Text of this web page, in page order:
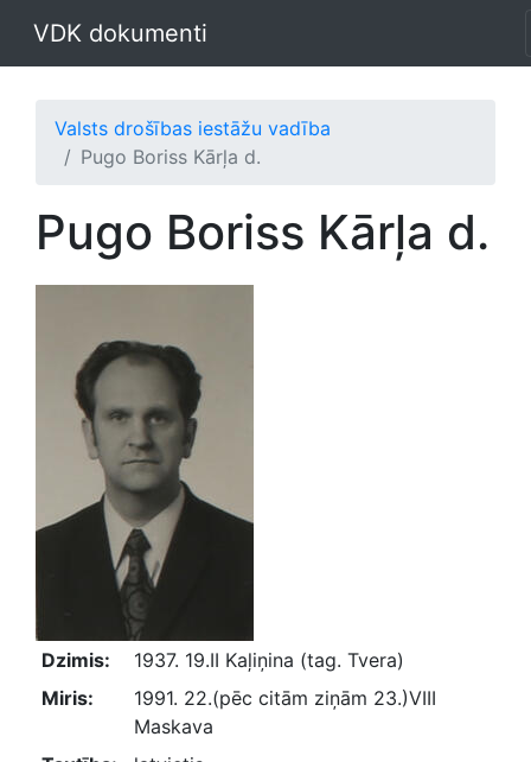
VDK dokumenti
Valsts drošības iestāžu vadība
Pugo Boriss Kārļa d.
Pugo Boriss Kārļa d.
Dzimis:
1937. 19.II Kaļiņina (tag. Tvera)
Miris:
1991. 22.(pēc citām ziņām 23.)VIII
Maskava